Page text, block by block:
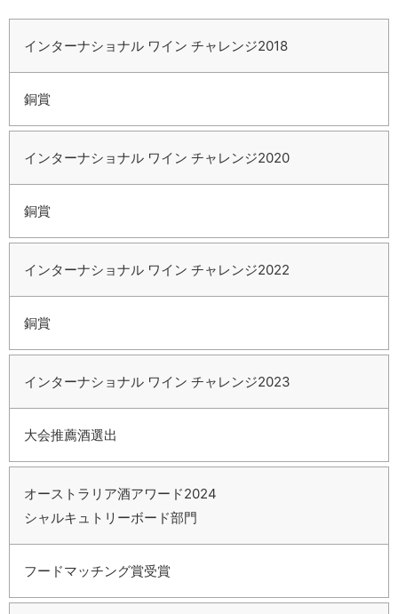
インターナショナル ワイン チャレンジ2018
銅賞
インターナショナル ワイン チャレンジ2020
銅賞
インターナショナル ワイン チャレンジ2022
銅賞
インターナショナル ワイン チャレンジ2023
大会推薦酒選出
オーストラリア酒アワード2024
シャルキュトリーボード部門
フードマッチング賞受賞